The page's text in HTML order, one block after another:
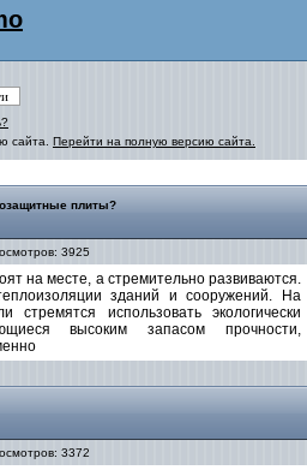
сайта. Перейти на полную версию сайта.
плиты?
3925
на месте, а стремительно развиваются.
зданий и сооружений. На
стремятся использовать экологически
высоким запасом прочности,
3372